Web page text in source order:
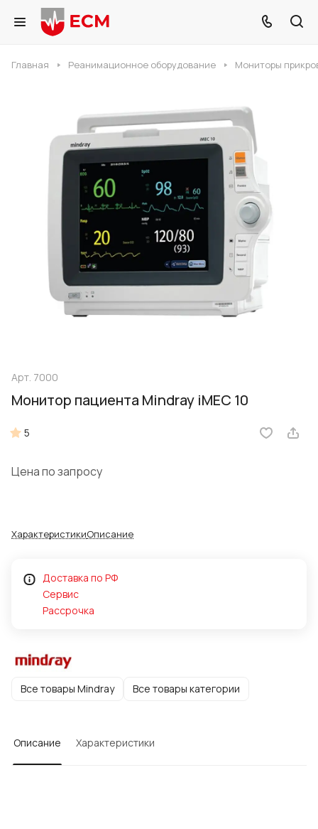
Главная Реанимационное оборудование Мониторы
Арт. 7000
Монитор пациента Mindray iMEC 10
5
Цена по запросу
ХарактеристикиОписание
Доставка по РФ
Сервис
Рассрочка
Все товары Mindray Все товары категории
Описание Характеристики